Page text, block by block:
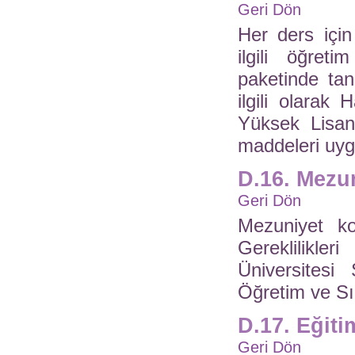
Geri Dön
Her ders
ilgili
paketinde
ilgili olarak
Yüksek
maddeleri
D.16.
Geri Dön
Mezuniyet
Üniversitesi
Öğretim ve
D.17.
Geri Dön